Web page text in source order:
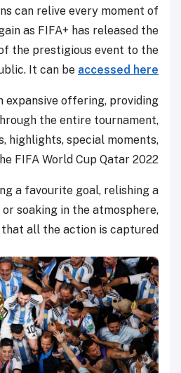
can relive every moment of
as FIFA+ has released the
the prestigious event to the
It can be accessed here
expansive offering, providing
the entire tournament,
highlights, special moments,
FIFA World Cup Qatar 2022.
a favourite goal, relishing a
soaking in the atmosphere,
that all the action is captured.